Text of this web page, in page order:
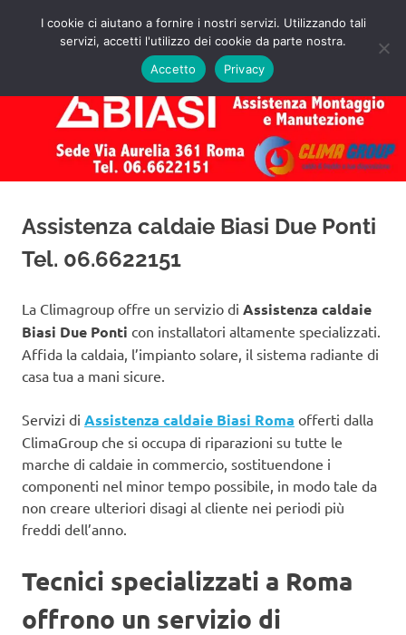
Assistenza
Caldaie
Biasi
Roma
Preventivo!
MENU
Assistenza caldaie Biasi Due Ponti
Tel. 06.6622151
La Climagroup offre un servizio di Assistenza caldaie
Biasi Due Ponti con installatori altamente specializzati.
Affida la caldaia, l’impianto solare, il sistema radiante di
casa tua a mani sicure.
Servizi di Assistenza caldaie Biasi Roma offerti dalla
ClimaGroup che si occupa di riparazioni su tutte le
marche di caldaie in commercio, sostituendone i
componenti nel minor tempo possibile, in modo tale da
non creare ulteriori disagi al cliente nei periodi più
freddi dell’anno.
Tecnici specializzati a Roma
offrono un servizio di
I cookie ci aiutano a fornire i nostri servizi. Utilizzando tali
servizi, accetti l'utilizzo dei cookie da parte nostra.
Accetto
Privacy